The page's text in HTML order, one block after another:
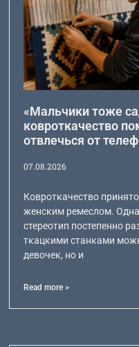
«Мальчики тоже
ковроткачество
отвлечься от
07.08.2026
Ковроткачество
женским ремеслом.
стереотип постепенно
ткацкими станками
девочек, но и
Read more >